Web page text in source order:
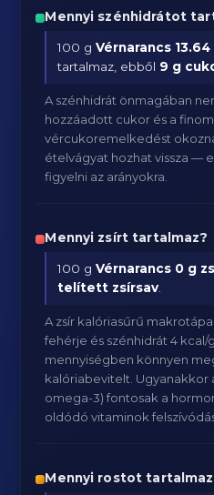
Mennyi szénhidrátot
100 gVérnarancs
tartalmaz, ebből 9 g
A szénhidrát önmagában
hozzáadott cukor és a
vércukoremelkedést
ételvágyat hozhat vissza —
figyelni az arányokra.
Mennyi zsírt tartalmaz?
100 gVérnarancs 0 g
telített zsírsav
A zsír kalóriasűrű
fehérje és szénhidrát 4 kcal/
mennyiségben könnyen
kalóriabevitelt. Ugyanakkor
omega-3) fontosak a
oldódó vitaminok
Mennyi rostot